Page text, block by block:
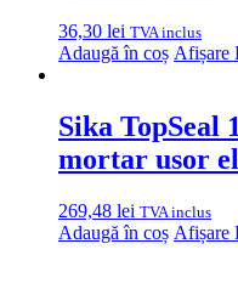
36,30 lei TVA inclus
Adaugă în coș Afișare
Sika TopSeal
mortar usor
269,48 lei TVA inclus
Adaugă în coș Afișare